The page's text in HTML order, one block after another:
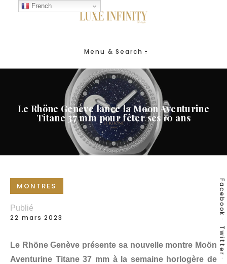
Menu & Search
Le Rhöne Genève lance la Moon Aventurine
Titane 37 mm pour fêter ses 10 ans
Facebook
Twitter
MONTRES
Publié
22 mars 2023
Le Rhöne Genève présente sa nouvelle montre Moön
Aventurine Titane 37 mm à la semaine horlogère de
French